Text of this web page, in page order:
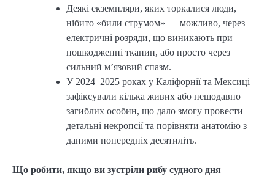
Деякі екземпляри, яких торкалися люди,
нібито «били струмом» — можливо, через
електричні розряди, що виникають при
пошкодженні тканин, або просто через
сильний м’язовий спазм.
У 2024–2025 роках у Каліфорнії та Мексиці
зафіксували кілька живих або нещодавно
загиблих особин, що дало змогу провести
детальні некропсії та порівняти анатомію з
даними попередніх десятиліть.
Що робити, якщо ви зустріли рибу судного дня